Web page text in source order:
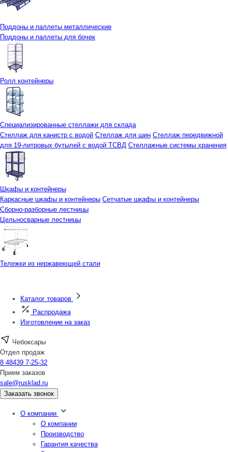
Поддоны и паллеты металлические
Поддоны и паллеты для бочек
Ролл контейнеры
Специализированные стеллажи для склада
Стеллаж для канистр с водой Стеллаж для шин Стеллаж передвижной
для 19-литровых бутылей с водой ТСВД Стеллажные системы хранения
Шкафы и контейнеры
Каркасные шкафы и контейнеры Сетчатые шкафы и контейнеры
Сборно-разборные лестницы
Цельносварные лестницы
Тележки из нержавеющей стали
Каталог товаров
Распродажа
Изготовление на заказ
Чебоксары
Отдел продаж
8 48439 7-25-32
Прием заказов
sale@rusklad.ru
Заказать звонок
О компании
О компании
Производство
Гарантия качества